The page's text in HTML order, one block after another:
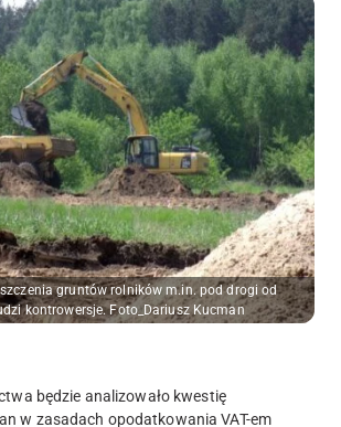
gruntów rolników m.in. pod drogi od
kontrowersje. Foto_Dariusz Kucman
będzie analizowało kwestię
w zasadach opodatkowania VAT-em